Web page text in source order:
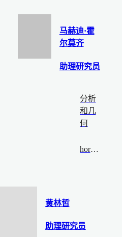
马赫迪·霍
尔莫齐
助理研究员
分析
和几
何
hormozi@bimsa.cn
黄林哲
助理研究员